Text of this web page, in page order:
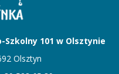
Szkolny 101 w Olsztynie
Olsztyn